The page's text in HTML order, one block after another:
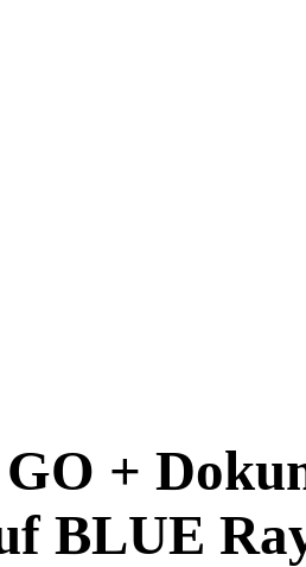
+
BLUE